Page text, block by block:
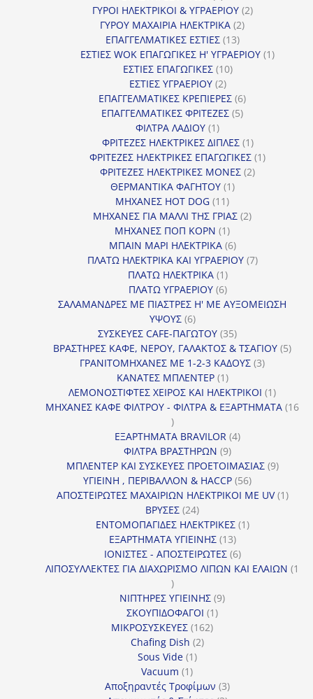
προϊόν
ΓΥΡΟΙ ΗΛΕΚΤΡΙΚΟΙ & ΥΓΡΑΕΡΙΟΥ 22
ΓΥΡΟΥ ΜΑΧΑΙΡΙΑ ΗΛΕΚΤΡΙΚΑ 22
ΕΠΑΓΓΕΛΜΑΤΙΚΕΣ ΕΣΤΙΕΣ 1313
προϊόντα
ΕΣΤΙΕΣ WOK ΕΠΑΓΩΓΙΚΕΣ Η' ΥΓΡΑΕΡΙΟΥ 11
ΕΣΤΙΕΣ ΕΠΑΓΩΓΙΚΕΣ 1010
ΕΣΤΙΕΣ ΥΓΡΑΕΡΙΟΥ 22
προϊόντα
ΕΠΑΓΓΕΛΜΑΤΙΚΕΣ ΚΡΕΠΙΕΡΕΣ 66
προϊόντα
ΕΠΑΓΓΕΛΜΑΤΙΚΕΣ ΦΡΙΤΕΖΕΣ 55
ΦΙΛΤΡΑ ΛΑΔΙΟΥ 11
προϊόν
ΦΡΙΤΕΖΕΣ ΗΛΕΚΤΡΙΚΕΣ ΔΙΠΛΕΣ 11
προϊόν
ΦΡΙΤΕΖΕΣ ΗΛΕΚΤΡΙΚΕΣ ΕΠΑΓΩΓΙΚΕΣ 11
ΦΡΙΤΕΖΕΣ ΗΛΕΚΤΡΙΚΕΣ ΜΟΝΕΣ 22
ΘΕΡΜΑΝΤΙΚΑ ΦΑΓΗΤΟΥ 11
ΜΗΧΑΝΕΣ HOT DOG 1111
προϊόντα
ΜΗΧΑΝΕΣ ΓΙΑ ΜΑΛΛΙ ΤΗΣ ΓΡΙΑΣ 22
ΜΗΧΑΝΕΣ ΠΟΠ ΚΟΡΝ 11
προϊόν
ΜΠΑΙΝ ΜΑΡΙ ΗΛΕΚΤΡΙΚΑ 66
προϊόντα
ΠΛΑΤΩ ΗΛΕΚΤΡΙΚΑ ΚΑΙ ΥΓΡΑΕΡΙΟΥ 77
ΠΛΑΤΩ ΗΛΕΚΤΡΙΚΑ 11
προϊόν
ΠΛΑΤΩ ΥΓΡΑΕΡΙΟΥ 66
προϊόντα
ΣΑΛΑΜΑΝΔΡΕΣ ΜΕ ΠΙΑΣΤΡΕΣ Η' ΜΕ ΑΥΞΟΜΕΙΩΣΗ
ΥΨΟΥΣ 66
προϊόντα
ΣΥΣΚΕΥΕΣ CAFE-ΠΑΓΩΤΟΥ 3535
προϊόντα
ΒΡΑΣΤΗΡΕΣ ΚΑΦΕ, ΝΕΡΟΥ, ΓΑΛΑΚΤΟΣ & ΤΣΑΓΙΟΥ 55
ΓΡΑΝΙΤΟΜΗΧΑΝΕΣ ΜΕ 1-2-3 ΚΑΔΟΥΣ 33
ΚΑΝΑΤΕΣ ΜΠΛΕΝΤΕΡ 11
προϊόν
ΛΕΜΟΝΟΣΤΙΦΤΕΣ ΧΕΙΡΟΣ ΚΑΙ ΗΛΕΚΤΡΙΚΟΙ 11
προϊόν
ΜΗΧΑΝΕΣ ΚΑΦΕ ΦΙΛΤΡΟΥ - ΦΙΛΤΡΑ & ΕΞΑΡΤΗΜΑΤΑ 16
16
προϊόντα
ΕΞΑΡΤΗΜΑΤΑ BRAVILOR 44
ΦΙΛΤΡΑ ΒΡΑΣΤΗΡΩΝ 99
προϊόντα
ΜΠΛΕΝΤΕΡ ΚΑΙ ΣΥΣΚΕΥΕΣ ΠΡΟΕΤΟΙΜΑΣΙΑΣ 99
ΥΓΙΕΙΝΗ , ΠΕΡΙΒΑΛΛΟΝ & HACCP 5656
προϊόντα
ΑΠΟΣΤΕΙΡΩΤΕΣ ΜΑΧΑΙΡΙΩΝ ΗΛΕΚΤΡΙΚΟΙ ΜΕ UV 11
ΒΡΥΣΕΣ 2424
προϊόντα
ΕΝΤΟΜΟΠΑΓΙΔΕΣ ΗΛΕΚΤΡΙΚΕΣ 11
ΕΞΑΡΤΗΜΑΤΑ ΥΓΙΕΙΝΗΣ 1313
προϊόντα
ΙΟΝΙΣΤΕΣ - ΑΠΟΣΤΕΙΡΩΤΕΣ 66
προϊόντα
ΛΙΠΟΣΥΛΛΕΚΤΕΣ ΓΙΑ ΔΙΑΧΩΡΙΣΜΟ ΛΙΠΩΝ ΚΑΙ ΕΛΑΙΩΝ 1
1
προϊόν
ΝΙΠΤΗΡΕΣ ΥΓΙΕΙΝΗΣ 99
ΣΚΟΥΠΙΔΟΦΑΓΟΙ 11
ΜΙΚΡΟΣΥΣΚΕΥΕΣ 162162
Chafing Dish 22
Sous Vide 11
Vacuum 11
προϊόν
Αποξηραντές Τροφίμων 33